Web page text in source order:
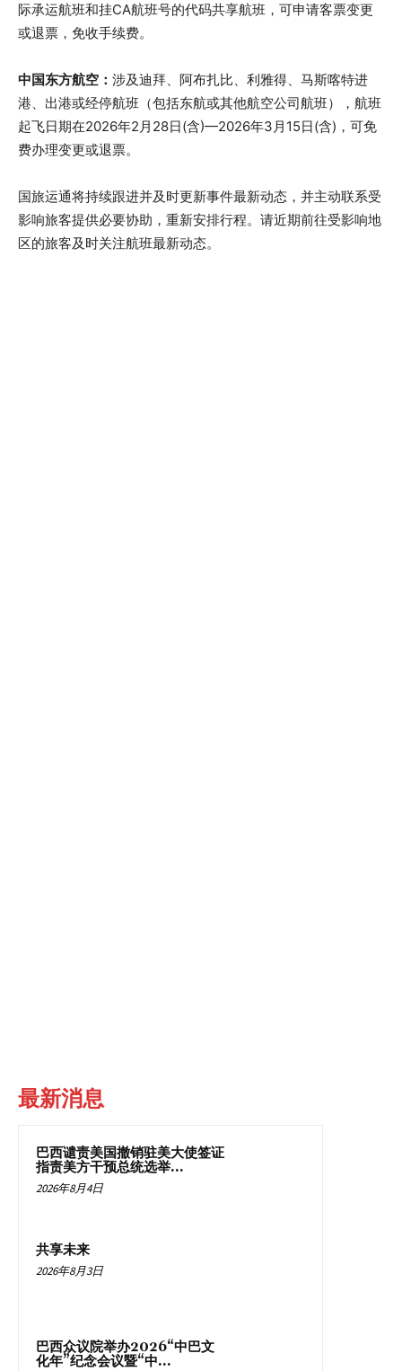
际承运航班和挂CA航班号的代码共享航班，可申请客票变更
或退票，免收手续费。
中国东方航空 ： 涉及迪拜、阿布扎比、利雅得、马斯喀特进
港、出港或经停航班（包括东航或其他航空公司航班），航班
起飞日期在2026年2月28日(含)—2026年3月15日(含)，可免
费办理变更或退票。
国旅运通将持续跟进并及时更新事件最新动态，并主动联系受
影响旅客提供必要协助，重新安排行程。请近期前往受影响地
区的旅客及时关注航班最新动态。
最新消息
巴西谴责美国撤销驻美大使签证
指责美方干预总统选举...
2026年8月4日
共享未来
2026年8月3日
巴西众议院举办2026“中巴文
化年”纪念会议暨“中...